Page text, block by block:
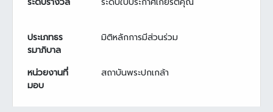
ประเภทธร
รมาภิบาล
มิติหลักการมีส่วนร่วม
หน่วยงานที่
มอบ
สถาบันพระปกเกล้า